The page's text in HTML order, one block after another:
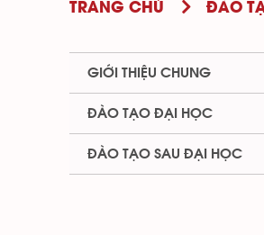
TRANG CHỦ ĐÀO
GIỚI THIỆU CHUNG
ĐÀO TẠO ĐẠI HỌC
ĐÀO TẠO SAU ĐẠI HỌC